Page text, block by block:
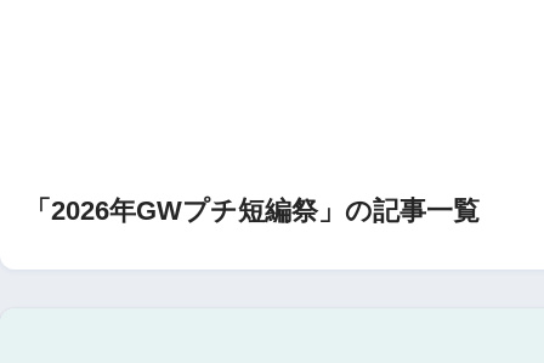
「2026年GWプチ短編祭」の記事一覧